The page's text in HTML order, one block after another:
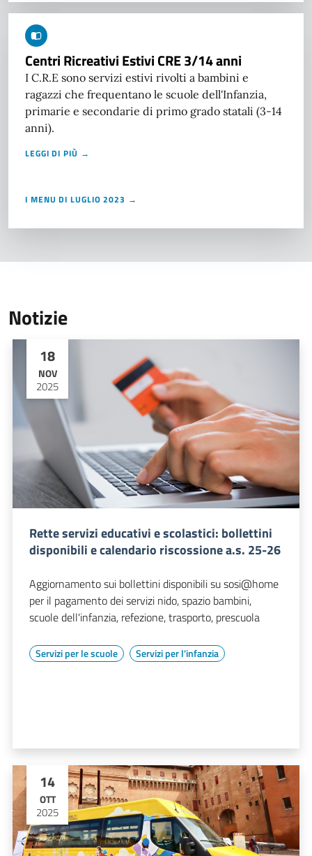
Centri Ricreativi Estivi CRE 3/14 anni
I C.R.E sono servizi estivi rivolti a bambini e
ragazzi che frequentano le scuole dell'Infanzia,
primarie e secondarie di primo grado statali (3-14
anni).
LEGGI DI PIÙ →
I MENU DI LUGLIO 2023 →
Notizie
18
NOV
2025
Rette servizi educativi e scolastici: bollettini
disponibili e calendario riscossione a.s. 25-26
Aggiornamento sui bollettini disponibili su sosi@home
per il pagamento dei servizi nido, spazio bambini,
scuole dell'infanzia, refezione, trasporto, prescuola
Servizi per le scuole Servizi per l'infanzia
14
OTT
2025